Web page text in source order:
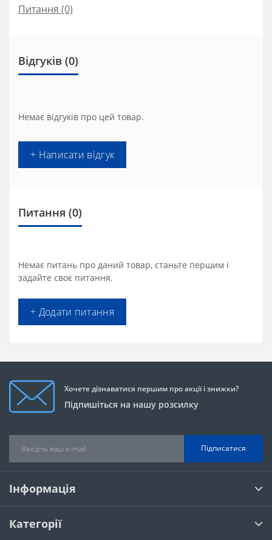
Питання (0)
Відгуків (0)
Немає відгуків про цей товар.
+ Написати відгук
Питання (0)
Немає питань про даний товар, станьте першим і
задайте своє питання.
+ Додати питання
Хочете дізнаватися першим про акції і знижки?
Підпишіться на нашу розсилку
Підписатися
Інформація
Категорії